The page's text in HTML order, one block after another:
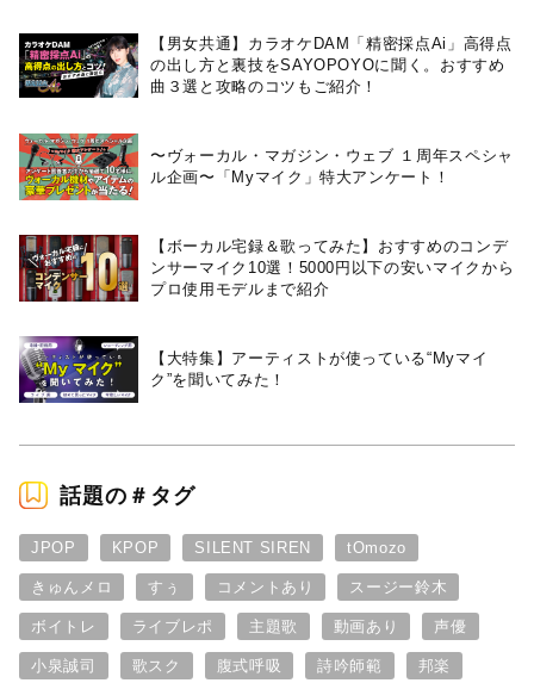
【男女共通】カラオケDAM「精密採点Ai」高得点
の出し方と裏技をSAYOPOYOに聞く。おすすめ
曲３選と攻略のコツもご紹介！
〜ヴォーカル・マガジン・ウェブ １周年スペシャ
ル企画〜「Myマイク」特大アンケート！
【ボーカル宅録＆歌ってみた】おすすめのコンデ
ンサーマイク10選！5000円以下の安いマイクから
プロ使用モデルまで紹介
【大特集】アーティストが使っている“Myマイ
ク”を聞いてみた！
話題の＃タグ
JPOP KPOP SILENT SIREN tOmozo
きゅんメロ すぅ コメントあり スージー鈴木
ボイトレ ライブレポ 主題歌 動画あり 声優
小泉誠司 歌スク 腹式呼吸 詩吟師範 邦楽